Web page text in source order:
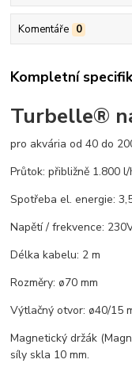
Komentáře 0
Kompletní
Turbelle®
pro akvária od 40 do
Průtok: přibližně 1.800 l/
Spotřeba el. energie:
Napětí / frekvence:
Délka kabelu: 2 m
Rozměry: ø70 mm
Výtlačný otvor: ø40/15
Magnetický držák
síly skla 10 mm.